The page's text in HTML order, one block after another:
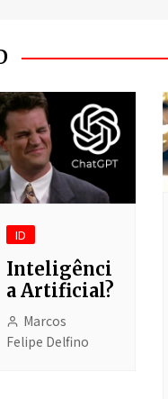
Batanka!
Clichê
Cotidiano
Liga dos Jogadores
Imaginários
Depois do Shopping
ID
Inteligênci
a Artificial?
Marcos
Felipe Delfino